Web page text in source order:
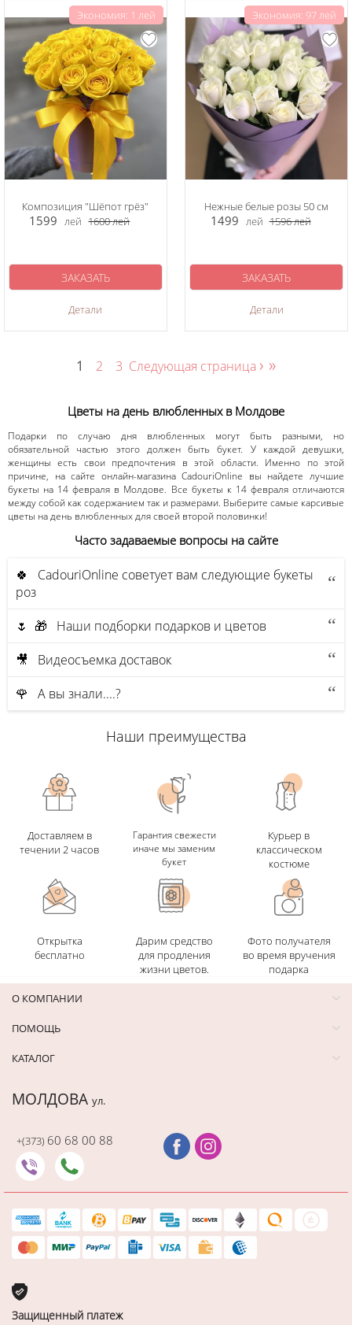
Экономия: 1 лей
Композиция "Шёпот грёз"
1599 лей 1600лей
Детали
ЗАКАЗАТЬ
Экономия: 97 лей
Нежные белые розы 50 см
1499 лей 1596лей
Детали
ЗАКАЗАТЬ
1 2 3 Следующая страница › »
Цветы на день влюбленных в Молдове
Подарки по случаю дня влюбленных могут быть разными, но
обязательной частью этого должен быть букет. У каждой девушки,
женщины есть свои предпочтения в этой области. Именно по этой
причине, на сайте онлайн-магазина CadouriOnline вы найдете лучшие
букеты на 14 февраля в Молдове. Все букеты к 14 февраля отличаются
между собой как содержанием так и размерами. Выберите самые карсивые
цветы на день влюбленных для своей второй половинки!
Часто задаваемые вопросы на сайте
🍀 CadouriOnline советует вам следующие букеты
роз
🌷 🎁 Наши подборки подарков и цветов
🎥 Видеосъемка доставок
🌹 А вы знали....?
Наши преимущества
Доставляем в
течении 2 часов
Гарантия свежести
иначе мы заменим
букет
Курьер в
классическом
костюме
Открытка
бесплатно
Дарим средство
для продления
жизни цветов.
Фото получателя
во время вручения
подарка
О КОМПАНИИ
ПОМОЩЬ
КАТАЛОГ
МОЛДОВА ул.
+(373) 60 68 00 88
Защищенный платеж